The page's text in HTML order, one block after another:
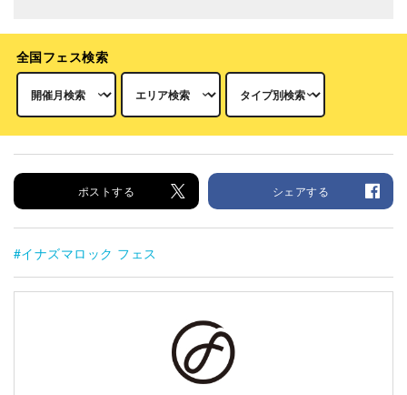
全国フェス検索
ポストする シェアする
イナズマロック フェス